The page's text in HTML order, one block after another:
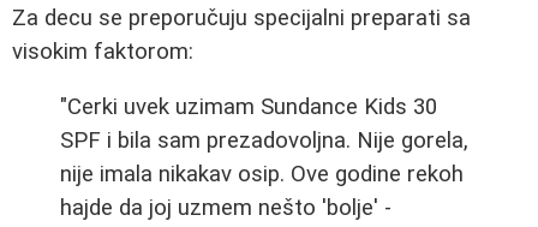
Za decu se preporučuju specijalni preparati sa
visokim faktorom:
"Cerki uvek uzimam Sundance Kids 30
SPF i bila sam prezadovoljna. Nije gorela,
nije imala nikakav osip. Ove godine rekoh
hajde da joj uzmem nešto 'bolje' -